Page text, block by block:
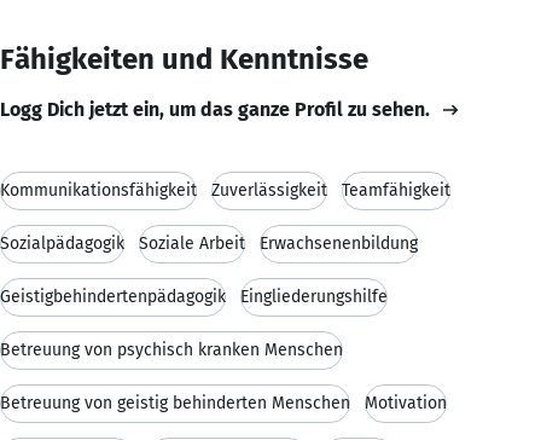
Fähigkeiten und Kenntnisse
Logg Dich jetzt ein, um das ganze Profil zu sehen.
Kommunikationsfähigkeit Zuverlässigkeit Teamfähigkeit
Sozialpädagogik Soziale Arbeit Erwachsenenbildung
Geistigbehindertenpädagogik Eingliederungshilfe
Betreuung von psychisch kranken Menschen
Betreuung von geistig behinderten Menschen Motivation